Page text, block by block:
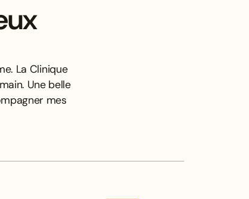
La Clinique
Une belle
mes